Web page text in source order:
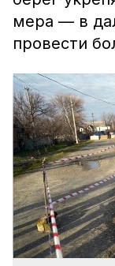
мера — в
провести